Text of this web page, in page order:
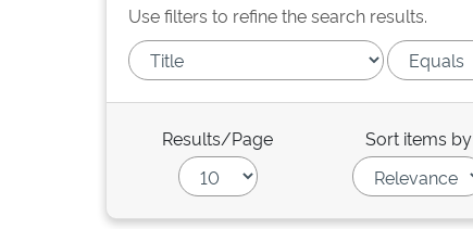
Use filters to refine the search results.
Results/Page Sort items by